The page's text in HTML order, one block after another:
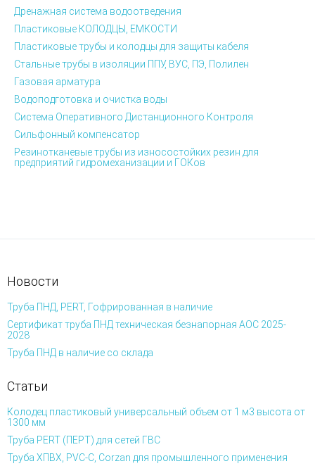
Дренажная система водоотведения
Пластиковые КОЛОДЦЫ, ЕМКОСТИ
Пластиковые трубы и колодцы для защиты кабеля
Стальные трубы в изоляции ППУ, ВУС, ПЭ, Полилен
Газовая арматура
Водоподготовка и очистка воды
Система Оперативного Дистанционного Контроля
Сильфонный компенсатор
Резинотканевые трубы из износостойких резин для
предприятий гидромеханизации и ГОКов
Новости
Труба ПНД, PERT, Гофрированная в наличие
Сертификат труба ПНД техническая безнапорная АОС 2025-
2028
Труба ПНД в наличие со склада
Статьи
Колодец пластиковый универсальный объем от 1 м3 высота от
1300 мм
Труба PERT (ПЕРТ) для сетей ГВС
Труба ХПВХ, PVC-C, Corzan для промышленного применения